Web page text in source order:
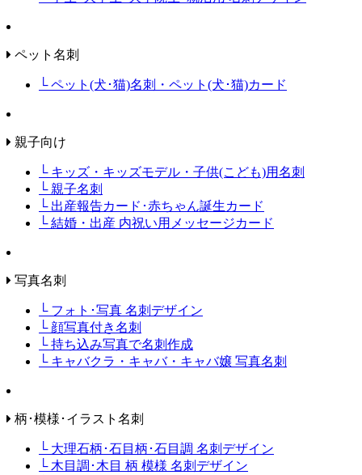
ペット名刺
└ ペット(犬･猫)名刺・ペット(犬･猫)カード
親子向け
└ キッズ・キッズモデル・子供(こども)用名刺
└ 親子名刺
└ 出産報告カード･赤ちゃん誕生カード
└ 結婚・出産 内祝い用メッセージカード
写真名刺
└ フォト･写真 名刺デザイン
└ 顔写真付き名刺
└ 持ち込み写真で名刺作成
└ キャバクラ・キャバ・キャバ嬢 写真名刺
柄･模様･イラスト名刺
└ 大理石柄･石目柄･石目調 名刺デザイン
└ 木目調･木目 柄 模様 名刺デザイン